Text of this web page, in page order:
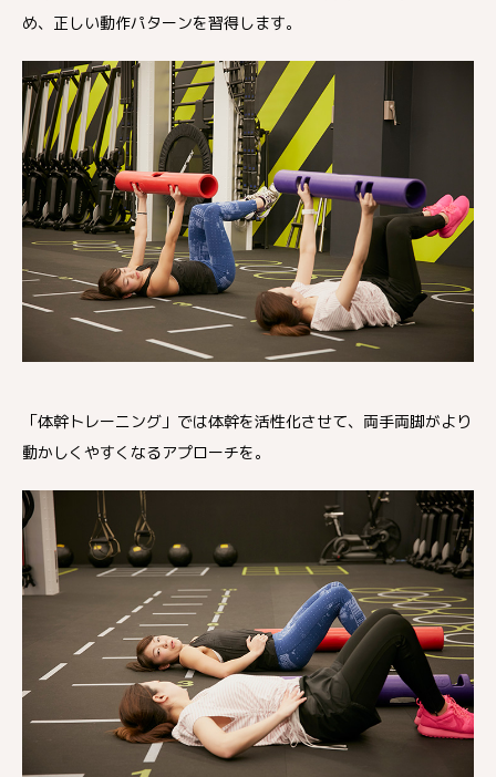
め、正しい動作パターンを習得します。
「体幹トレーニング」では体幹を活性化させて、両手両脚がより
動かしくやすくなるアプローチを。